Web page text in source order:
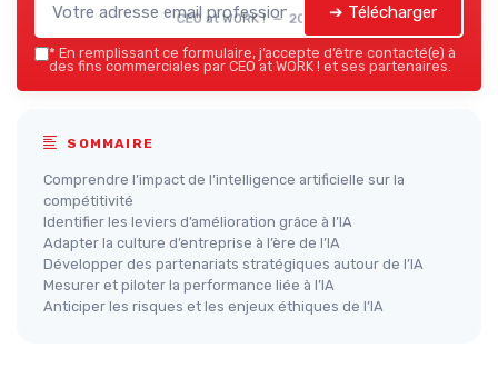
CEO at WORK ! — 2026 ➔ Télécharger
* En remplissant ce formulaire, j’accepte d’être contacté(e) à
des fins commerciales par CEO at WORK ! et ses partenaires.
SOMMAIRE
Comprendre l’impact de l’intelligence artificielle sur la
compétitivité
Identifier les leviers d’amélioration grâce à l’IA
Adapter la culture d’entreprise à l’ère de l’IA
Développer des partenariats stratégiques autour de l’IA
Mesurer et piloter la performance liée à l’IA
Anticiper les risques et les enjeux éthiques de l’IA